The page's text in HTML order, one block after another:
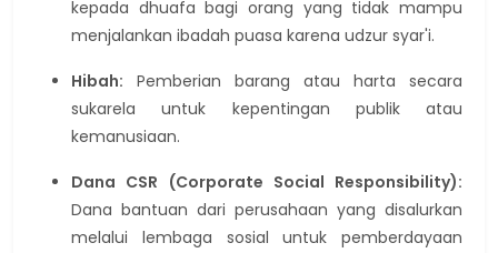
kepada dhuafa bagi orang yang tidak mampu
menjalankan ibadah puasa karena udzur syar'i.
Hibah: Pemberian barang atau harta secara
sukarela untuk kepentingan publik atau
kemanusiaan.
Dana CSR (Corporate Social Responsibility):
Dana bantuan dari perusahaan yang disalurkan
melalui lembaga sosial untuk pemberdayaan